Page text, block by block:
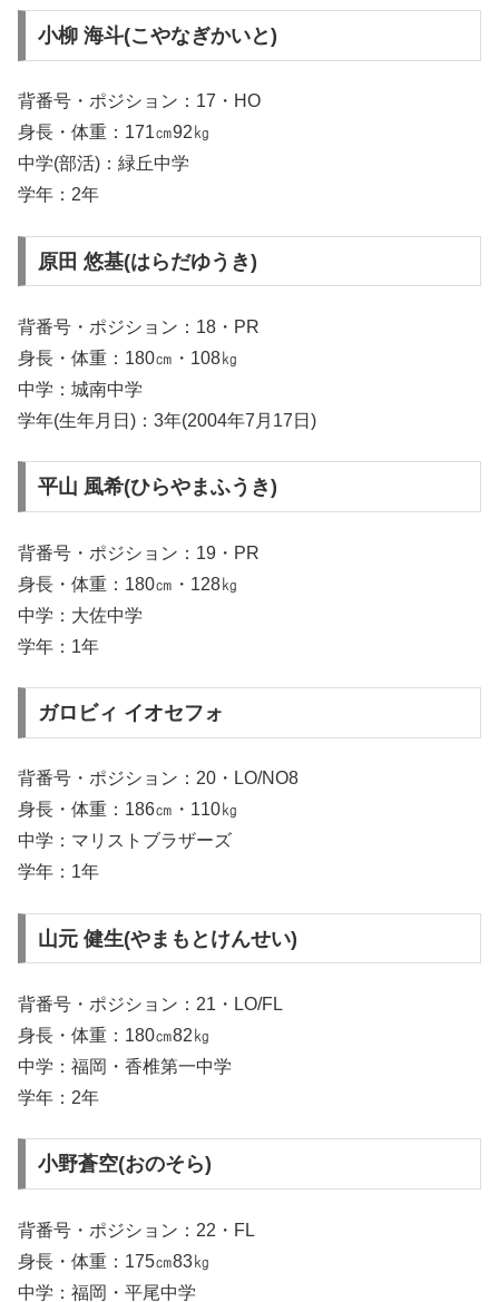
小柳 海斗(こやなぎかいと)
背番号・ポジション：17・HO
身長・体重：171㎝92㎏
中学(部活)：緑丘中学
学年：2年
原田 悠基(はらだゆうき)
背番号・ポジション：18・PR
身長・体重：180㎝・108㎏
中学：城南中学
学年(生年月日)：3年(2004年7月17日)
平山 風希(ひらやまふうき)
背番号・ポジション：19・PR
身長・体重：180㎝・128㎏
中学：大佐中学
学年：1年
ガロビィ イオセフォ
背番号・ポジション：20・LO/NO8
身長・体重：186㎝・110㎏
中学：マリストブラザーズ
学年：1年
山元 健生(やまもとけんせい)
背番号・ポジション：21・LO/FL
身長・体重：180㎝82㎏
中学：福岡・香椎第一中学
学年：2年
小野蒼空(おのそら)
背番号・ポジション：22・FL
身長・体重：175㎝83㎏
中学：福岡・平尾中学